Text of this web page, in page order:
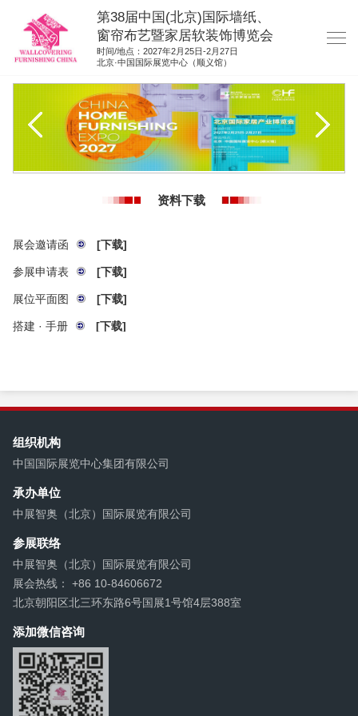
第38届中国(北京)国际墙纸、
窗帘布艺暨家居软装饰博览会
时间/地点：2027年2月25日-2月27日
北京·中国国际展览中心（顺义馆）
展商服务
展位申请
集团展会
参展联络
资料下载
展会邀请函 [下载]
参展申请表 [下载]
展位平面图 [下载]
搭建 · 手册 [下载]
组织机构
中国国际展览中心集团有限公司
承办单位
中展智奥（北京）国际展览有限公司
参展联络
中展智奥（北京）国际展览有限公司
展会热线： +86 10-84606672
北京朝阳区北三环东路6号国展1号馆4层388室
添加微信咨询